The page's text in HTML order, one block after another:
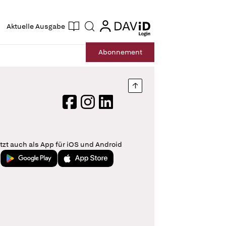
Aktuelle Ausgabe Suche login
login
Abonnement
Nach oben springen
FacebookInstagram
LinkedIn
auch als App für iOS und Android
Jetzt bei Google PlayLaden im App Store